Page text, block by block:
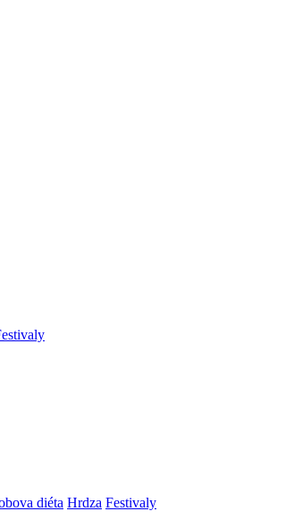
diéta Hrdza Festivaly